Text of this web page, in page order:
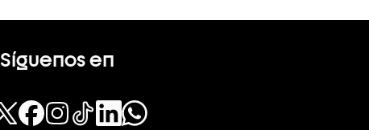
Síguenos en